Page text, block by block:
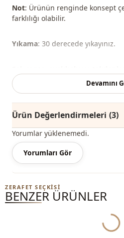
Not: Ürünün renginde konsept
farklılığı olabilir.
Yıkama: 30 derecede yıkayınız.
kullanılmıştır.
Mevsi̇m Yazlık
Kumaş
Kategori̇
Uzunluk Maxi
Devamını
Ürün Değerlendirmeleri (3)
Yorumlar yüklenemedi.
Yorumları Gör
ZERAFET SEÇKISI
BENZER ÜRÜNLER